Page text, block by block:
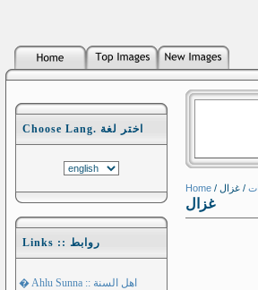
Choose Lang. اختر لغة
Links :: روابط
� Ahlu Sunna :: اهل السنة
Home / / غزال
غزال